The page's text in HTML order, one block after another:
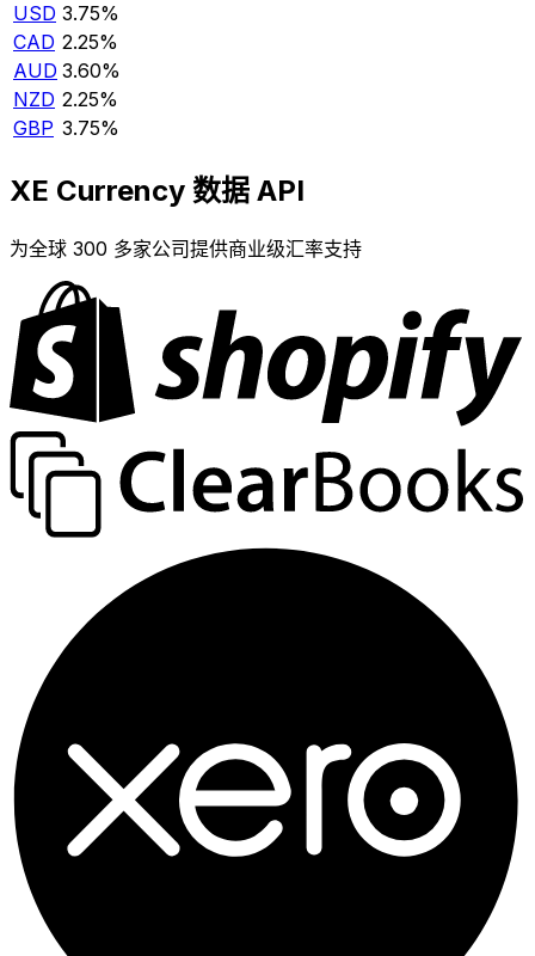
USD 3.75%
CAD 2.25%
AUD 3.60%
NZD 2.25%
GBP 3.75%
XE Currency 数据 API
为全球 300 多家公司提供商业级汇率支持